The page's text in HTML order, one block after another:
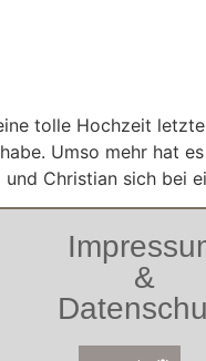
tolle Hochzeit
Umso mehr hat
und Christian sich bei
&